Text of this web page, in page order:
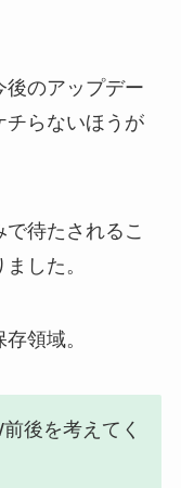
後のアップデー
チらないほうが
待たされるこ
した。
領域。
後を考えてく